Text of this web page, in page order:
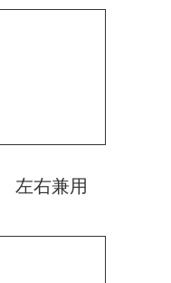
左右兼用